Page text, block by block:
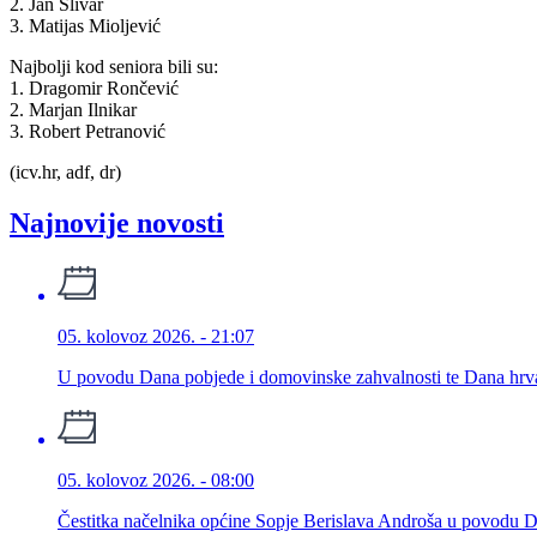
3. Matijas Mioljević
Najbolji kod seniora bili su:
1. Dragomir Rončević
2. Marjan Ilnikar
3. Robert Petranović
(icv.hr, adf, dr)
Najnovije novosti
05. kolovoz 2026. - 21:07
U povodu Dana pobjede i domovinske zahvalnosti te Dana
05. kolovoz 2026. - 08:00
Čestitka načelnika općine Sopje Berislava Androša u povodu